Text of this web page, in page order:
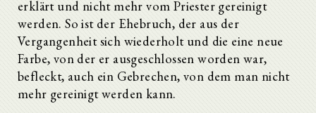
erklärt und nicht mehr vom Priester gereinigt
werden. So ist der Ehebruch, der aus der
Vergangenheit sich wiederholt und die eine neue
Farbe, von der er ausgeschlossen worden war,
befleckt, auch ein Gebrechen, von dem man nicht
mehr gereinigt werden kann.